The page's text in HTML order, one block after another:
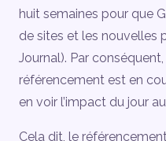
huit semaines pour que
de sites et les nouvelles
Journal). Par
référencement est en
en voir l’impact du jour
Cela dit, le